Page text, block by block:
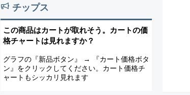
チップス
この商品はカートが取れそう。カートの価
格チャートは見れますか？
グラフの『新品ボタン』 → 『カート価格ボタ
ン』をクリックしてください。カート価格チ
ャートもシッカリ見れます